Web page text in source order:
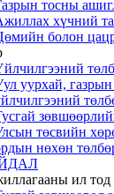
тосны
хүчний
болон
уурхай,
төсвийн
нөхөн
ил тод